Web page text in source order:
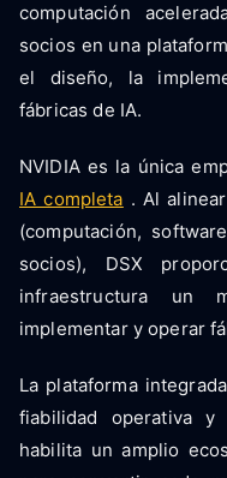
computación
socios en una
el diseño, la
fábricas de IA.
NVIDIA es la única
IA completa . Al
(computación,
socios), DSX
infraestructura un
implementar y operar
La plataforma
fiabilidad operativa
habilita un amplio